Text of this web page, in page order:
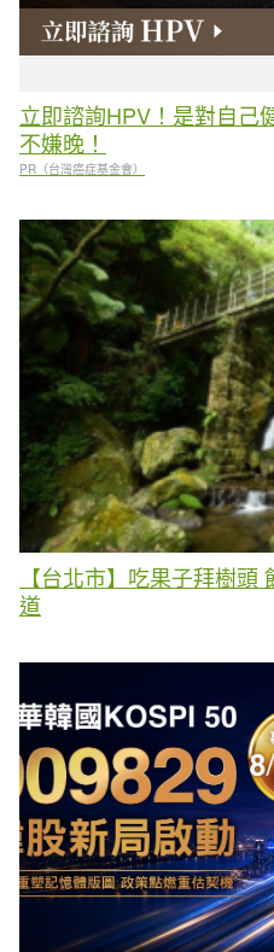
立即諮詢HPV！是對自己
不嫌晚！
PR（台灣癌症基金會）
【台北市】吃果子拜樹
道